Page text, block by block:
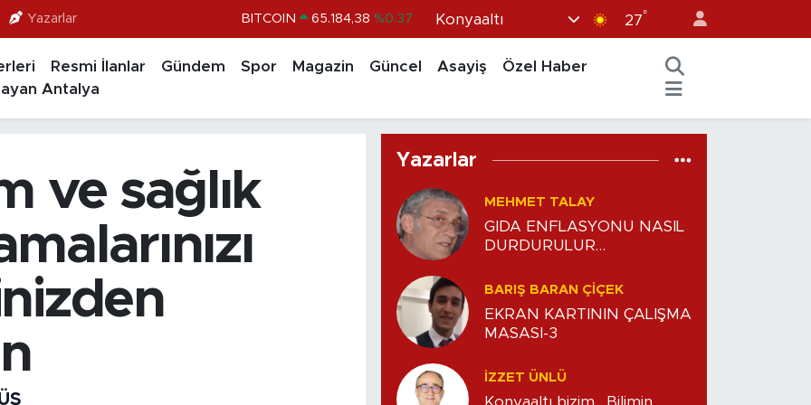
Yazarlar BITCOIN 65.184,38 %0.37
STERLİN 64,4329 %-0.02
%0.05
Konyaaltı 27°
Resmi İlanlar Gündem Spor Magazin Güncel Asayiş
Özel Haber
Antalya
ve sağlık
Yazarlar
MEHMET TALAY
GIDA ENFLASYONU NASIL
DURDURULUR…
BARIŞ BARAN ÇİÇEK
EKRAN KARTININ ÇALIŞMA
MASASI-3
İZZET ÜNLÜ
Konyaaltı bizim. Bilimin